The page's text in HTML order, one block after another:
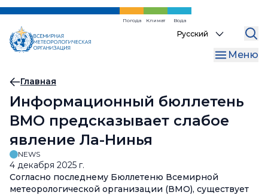
Перейти
основному
содержанию
Погода Климат Вода
Select
language
Меню
Хлебная
крошка
Главная
Информационный бюллетень
ВМО предсказывает слабое
явление Ла-Нинья
NEWS
4 декабря 2025 г.
Согласно последнему Бюллетеню Всемирной
метеорологической организации (ВМО), существует